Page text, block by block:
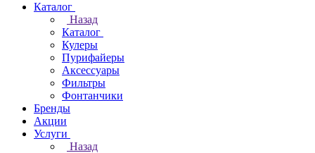
Каталог
Назад
Каталог
Кулеры
Пурифайеры
Аксессуары
Фильтры
Фонтанчики
Бренды
Акции
Услуги
Назад